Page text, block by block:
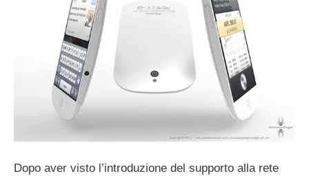
Dopo aver visto l’introduzione del supporto alla rete